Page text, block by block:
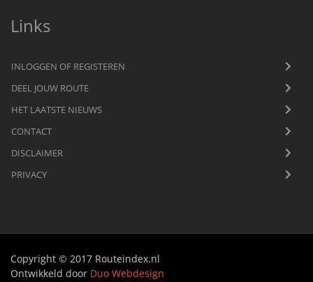
Links
INLOGGEN OF REGISTEREN
DEEL JOUW ROUTE
HET LAATSTE NIEUWS
CONTACT
DISCLAIMER
PRIVACY
Copyright © 2017 Routeindex.nl
Ontwikkeld door Duo Webdesign